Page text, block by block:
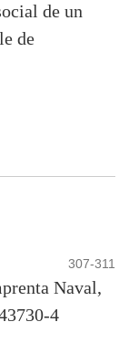
de un
de
307-311
Naval,
4